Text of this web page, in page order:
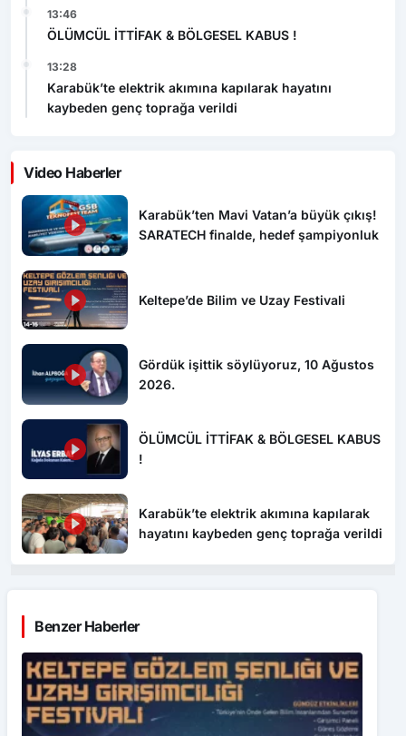
13:46
ÖLÜMCÜL İTTİFAK & BÖLGESEL KABUS !
13:28
Karabük’te elektrik akımına kapılarak hayatını
kaybeden genç toprağa verildi
Video Haberler
Karabük’ten Mavi Vatan’a büyük çıkış!
SARATECH finalde, hedef şampiyonluk
Keltepe’de Bilim ve Uzay Festivali
Gördük işittik söylüyoruz, 10 Ağustos
2026.
ÖLÜMCÜL İTTİFAK & BÖLGESEL KABUS
!
Karabük’te elektrik akımına kapılarak
hayatını kaybeden genç toprağa verildi
Benzer Haberler